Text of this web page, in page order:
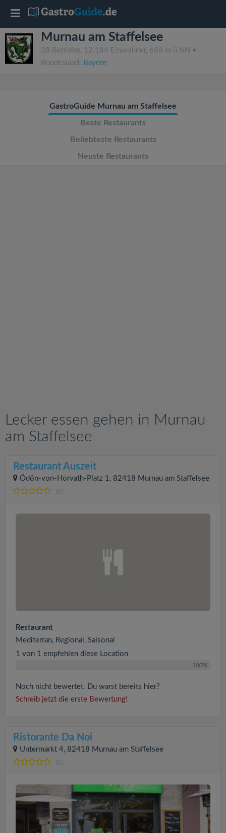
Murnau am Staffelsee
38 Betriebe, 12.184 Einwohner, 688 m ü.NN •
Bundesland: Bayern
GastroGuide Murnau am Staffelsee
Beste Restaurants
Beliebteste Restaurants
Neuste Restaurants
Lecker essen gehen in Murnau
am Staffelsee
Restaurant Auszeit
Ödön-von-Horvath-Platz 1, 82418 Murnau am Staffelsee
(0)
Restaurant
Mediterran, Regional, Saisonal
1 von 1 empfehlen diese Location
100%
Noch nicht bewertet. Du warst bereits hier?
Schreib jetzt die erste Bewertung!
Ristorante Da Noi
Untermarkt 4, 82418 Murnau am Staffelsee
(0)
T
o
g